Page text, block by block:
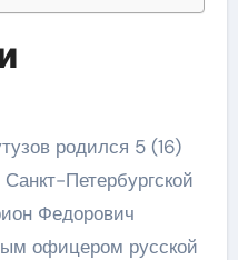
родился 5 (16)
Петербургской
Федорович
офицером русской